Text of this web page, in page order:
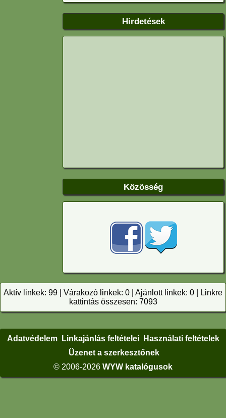
Hirdetések
Közösség
Aktív linkek: 99 | Várakozó linkek: 0 | Ajánlott linkek: 0 | Linkre
kattintás összesen: 7093
Adatvédelem Linkajánlás feltételei
Használati feltételek
Üzenet a szerkesztőnek
© 2006-2026 WYW katalógusok